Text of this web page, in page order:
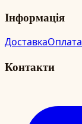
Інформація
ДоставкаОплата
Контакти